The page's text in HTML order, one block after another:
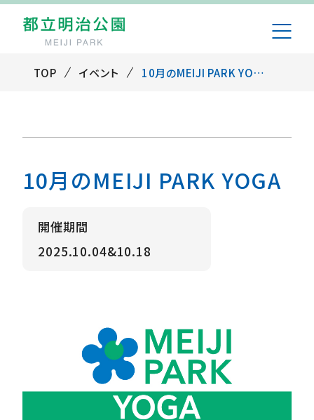
TOP イベント 10月のMEIJI PARK YOGA
10月のMEIJI PARK YOGA
開催期間
2025.10.04&10.18